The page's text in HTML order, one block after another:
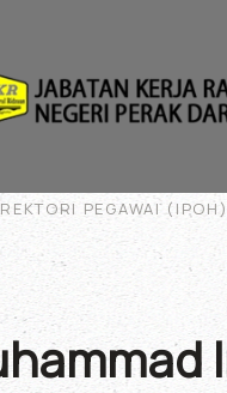
PEGAWAI (IPOH)